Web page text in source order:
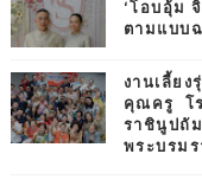
‘โอบอุ้ม
ตามแบบ
งานเลี้ย
คุณครู โร
ราชินูปถั
พระบรม